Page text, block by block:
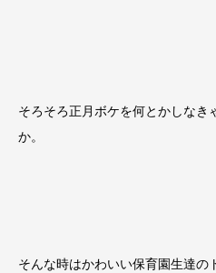
そろそろ正月ボケを何とかしなき
か。
そんな時はかわいい保育園生達の